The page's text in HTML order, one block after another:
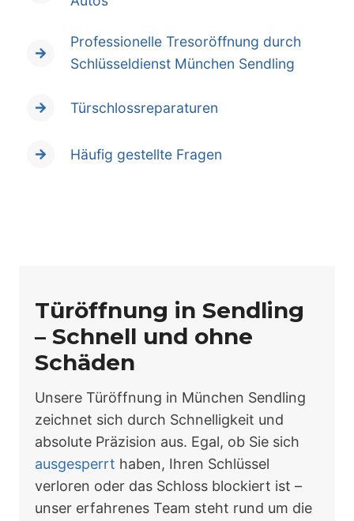
Professionelle Tresoröffnung durch
Schlüsseldienst München Sendling
Türschlossreparaturen
Häufig gestellte Fragen
Türöffnung in Sendling
– Schnell und ohne
Schäden
Unsere Türöffnung in München Sendling
zeichnet sich durch Schnelligkeit und
absolute Präzision aus. Egal, ob Sie sich
ausgesperrt haben, Ihren Schlüssel
verloren oder das Schloss blockiert ist –
unser erfahrenes Team steht rund um die